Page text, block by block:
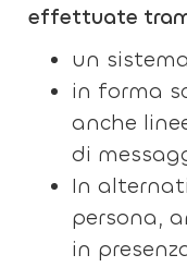
effettuate
un
in forma
anche
di
In
persona,
in